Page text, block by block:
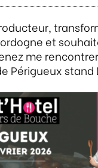
et
me
Périgueux stand